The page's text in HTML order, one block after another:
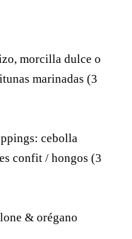
morcilla dulce o
marinadas (3
cebolla
confit / hongos (3
& orégano